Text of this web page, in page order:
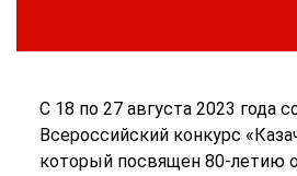
С 18 по 27 августа 2023 года
Всероссийский конкурс
который посвящен 80-летию